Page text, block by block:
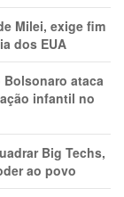
Milei, exige fim
dos EUA
ataca
infantil no
Big Techs,
ao povo